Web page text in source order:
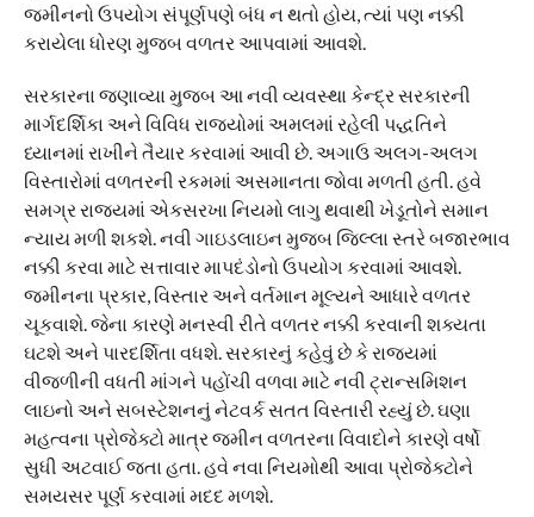
જમીનનો ઉપયોગ સંપૂર્ણપણે બંધ ન થતો હોય, ત્યાં પણ નક્કી
કરાયેલા ધોરણ મુજબ વળતર આપવામાં આવશે.
સરકારના જણાવ્યા મુજબ આ નવી વ્યવસ્થા કેન્દ્ર સરકારની
માર્ગદર્શિકા અને વિવિધ રાજ્યોમાં અમલમાં રહેલી પદ્ધતિને
ધ્યાનમાં રાખીને તૈયાર કરવામાં આવી છે. અગાઉ અલગ-અલગ
વિસ્તારોમાં વળતરની રકમમાં અસમાનતા જોવા મળતી હતી. હવે
સમગ્ર રાજ્યમાં એકસરખા નિયમો લાગુ થવાથી ખેડૂતોને સમાન
ન્યાય મળી શકશે. નવી ગાઇડલાઇન મુજબ જિલ્લા સ્તરે બજારભાવ
નક્કી કરવા માટે સત્તાવાર માપદંડોનો ઉપયોગ કરવામાં આવશે.
જમીનના પ્રકાર, વિસ્તાર અને વર્તમાન મૂલ્યને આધારે વળતર
ચૂકવાશે. જેના કારણે મનસ્વી રીતે વળતર નક્કી કરવાની શક્યતા
ઘટશે અને પારદર્શિતા વધશે. સરકારનું કહેવું છે કે રાજ્યમાં
વીજળીની વધતી માંગને પહોંચી વળવા માટે નવી ટ્રાન્સમિશન
લાઇનો અને સબસ્ટેશનનું નેટવર્ક સતત વિસ્તારી રહ્યું છે. ઘણા
મહત્વના પ્રોજેક્ટો માત્ર જમીન વળતરના વિવાદોને કારણે વર્ષો
સુધી અટવાઈ જતા હતા. હવે નવા નિયમોથી આવા પ્રોજેક્ટોને
સમયસર પૂર્ણ કરવામાં મદદ મળશે.